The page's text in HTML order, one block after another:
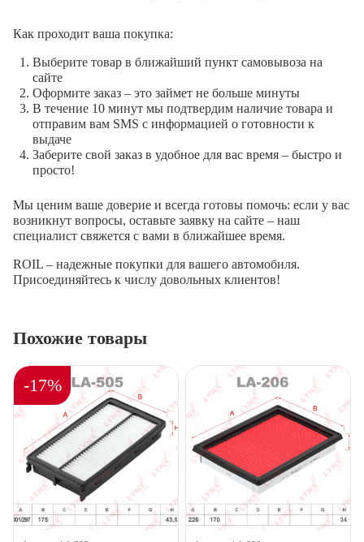
Как проходит ваша покупка:
Выберите товар в ближайший пункт самовывоза на
сайте
Оформите заказ – это займет не больше минуты
В течение 10 минут мы подтвердим наличие товара и
отправим вам SMS с информацией о готовности к
выдаче
Заберите свой заказ в удобное для вас время – быстро и
просто!
Мы ценим ваше доверие и всегда готовы помочь: если у вас
возникнут вопросы, оставьте заявку на сайте – наш
специалист свяжется с вами в ближайшее время.
ROIL – надежные покупки для вашего автомобиля.
Присоединяйтесь к числу довольных клиентов!
Похожие товары
-17%